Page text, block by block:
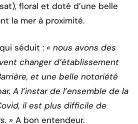
floral et doté d’une belle
la mer à proximité.
séduit : « nous avons des
changer d’établissement
et une belle notoriété
A l’instar de l’ensemble de la
il est plus difficile de
» A bon entendeur.